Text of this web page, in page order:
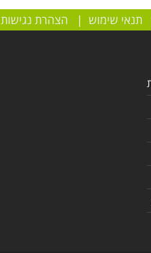
תנאי שימוש | הצהרת נגישות